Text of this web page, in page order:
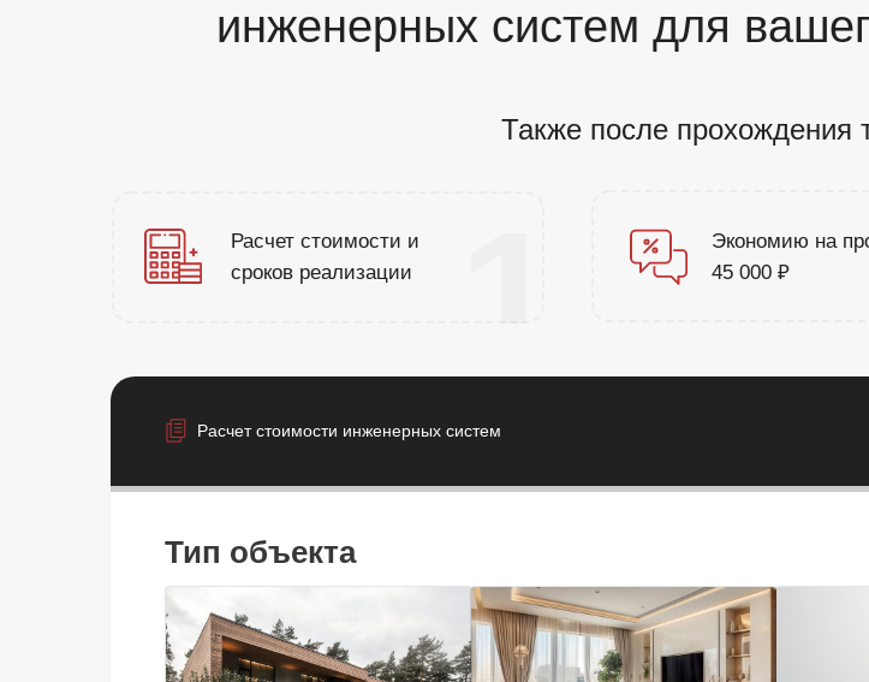
инженерных систем для
Экономию на
45 000 ₽
Расчет стоимости и
сроков реализации
Также после прохождения
Расчет стоимости инженерных систем
Тип объекта